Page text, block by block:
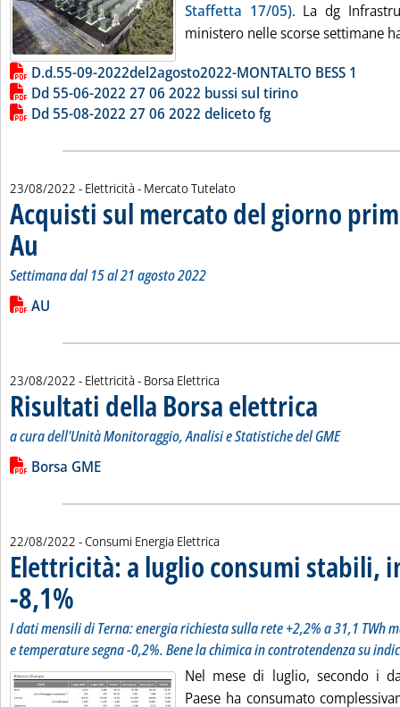
Staffetta 17/05). La dg
ministero nelle scorse settimane
Lista allegati PDF alla notizia
D.d.55-09-2022del2agosto2022-MONTALTO BESS 1
Dd 55-06-2022 27 06 2022 bussi sul tirino
Dd 55-08-2022 27 06 2022 deliceto fg
23/08/2022 - Elettricità - Mercato Tutelato
Acquisti sul mercato del giorno
Au . Sottotitolo: Settimana dal 15 al 21 agosto 2022
. Pubblicata martedì 23 agosto 2022 alle 9.49.
Settimana dal 15 al 21 agosto 2022
Leggi tutta la notizia: 'Acquisti sul mercato del giorno prima
Lista allegati PDF alla notizia
AU
23/08/2022 - Elettricità - Borsa Elettrica
Risultati della Borsa elettrica
a cura dell'Unità Monitoraggio, Analisi e Statistiche del GME
Leggi tutta la notizia: 'Risultati della Borsa elettrica'
Lista allegati PDF alla notizia
Borsa GME
22/08/2022 - Consumi Energia Elettrica
Elettricità: a luglio consumi stabili,
-8,1% . Sottotitolo: I dati mensili di Terna: energia richiesta sulla rete +2,2% a
. Pubblicata lunedì 22 agosto 2022 alle 15.31.
I dati mensili di Terna: energia richiesta sulla rete +2,2% a 31,1 TWh
e temperature segna -0,2%. Bene la chimica in controtendenza su
Nel mese di luglio, secondo i
Paese ha consumato